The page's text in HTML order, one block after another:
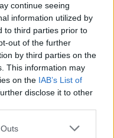
continue seeing
information utilized by
to third parties prior to
out of the further
by third parties on the
This information may
on the IAB’s List of
disclose it to other
crediamo che
a migliorare
cercando di